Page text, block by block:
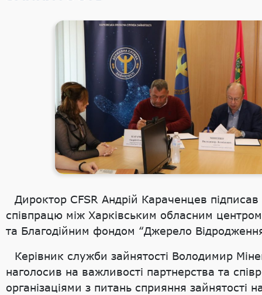
Дироктор CFSR Андрій Караченцев підписав
співпрацю між Харківським обласним центром
та Благодійним фондом “Джерело
Керівник служби зайнятості Володимир
наголосив на важливості партнерства та
організаціями з питань сприяння зайнятості